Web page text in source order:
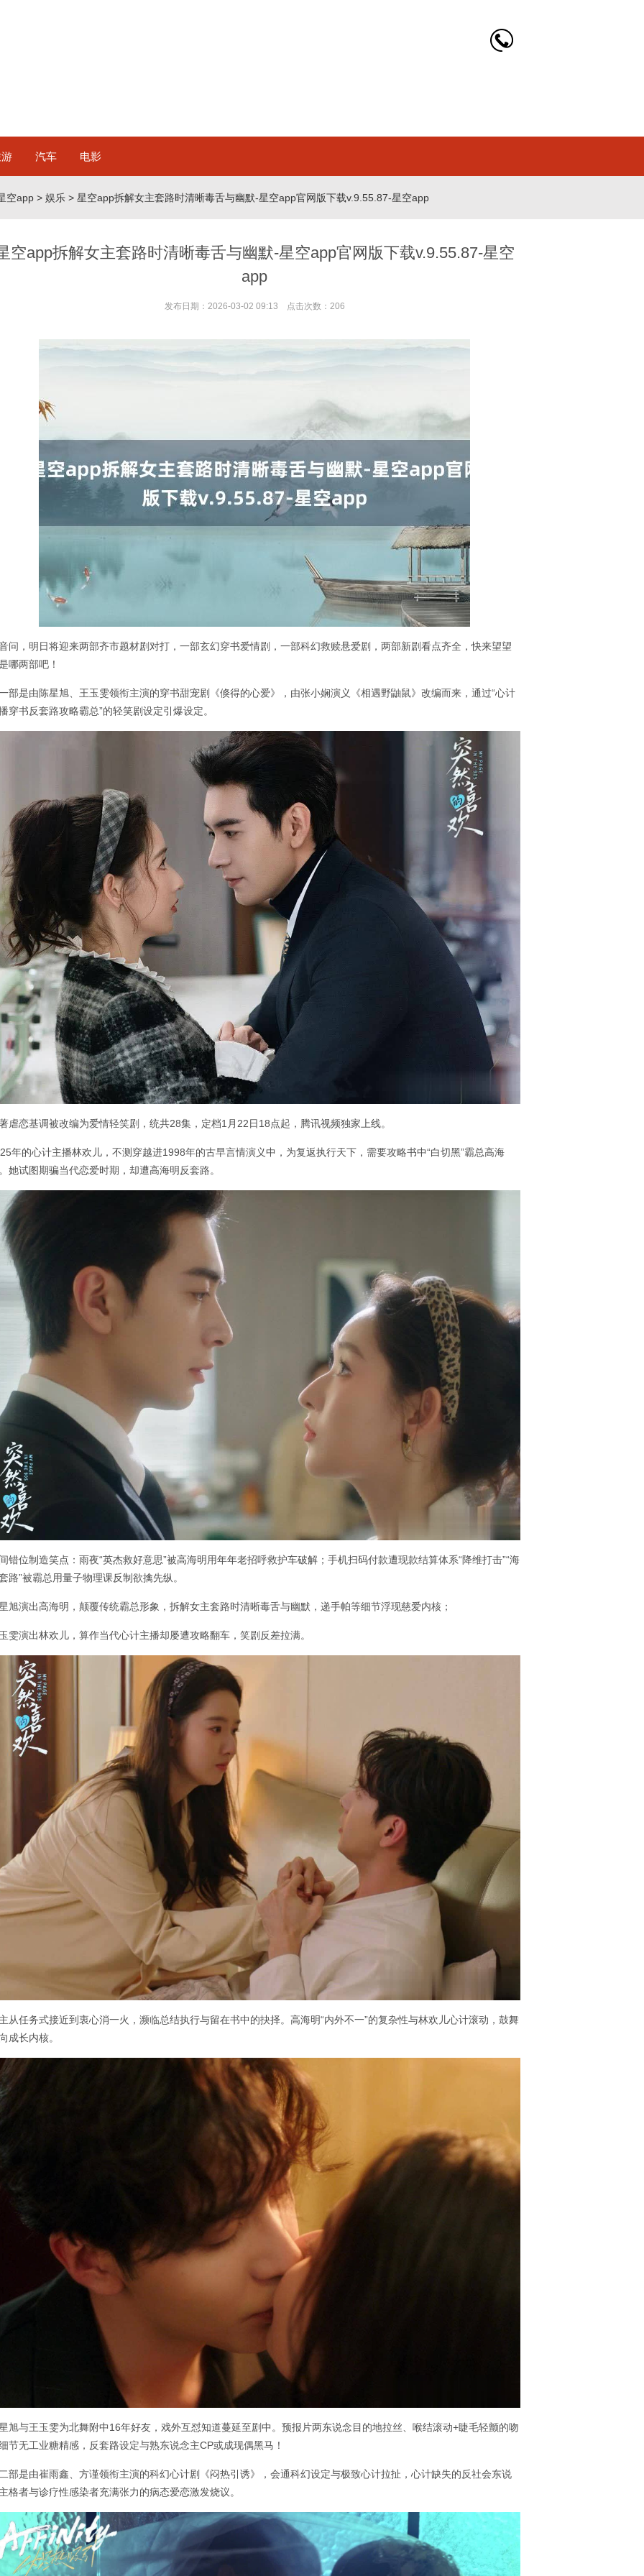
汽车 电影
空app > 娱乐 > 星空app拆解女主套路时清晰毒舌与幽默-星空app官网版下载v.9.55.87-星空app
空app拆解女主套路时清晰毒舌与幽默-星空app官网版下载v.9.55.87-星空
app
发布日期：2026-03-02 09:13 点击次数：206
问，明日将迎来两部齐市题材剧对打，一部玄幻穿书爱情剧，一部科幻救赎悬爱剧，两部新剧看点齐全，快来望望
哪两部吧！
部是由陈星旭、王玉雯领衔主演的穿书甜宠剧《倏得的心爱》，由张小娴演义《相遇野鼬鼠》改编而来，通过“心计
穿书反套路攻略霸总”的轻笑剧设定引爆设定。
虐恋基调被改编为爱情轻笑剧，统共28集，定档1月22日18点起，腾讯视频独家上线。
年的心计主播林欢儿，不测穿越进1998年的古早言情演义中，为复返执行天下，需要攻略书中“白切黑”霸总高海
她试图期骗当代恋爱时期，却遭高海明反套路。
错位制造笑点：雨夜“英杰救好意思”被高海明用年年老招呼救护车破解；手机扫码付款遭现款结算体系“降维打击”“海
路”被霸总用量子物理课反制欲擒先纵。
旭演出高海明，颠覆传统霸总形象，拆解女主套路时清晰毒舌与幽默，递手帕等细节浮现慈爱内核；
雯演出林欢儿，算作当代心计主播却屡遭攻略翻车，笑剧反差拉满。
从任务式接近到衷心消一火，濒临总结执行与留在书中的抉择。高海明“内外不一”的复杂性与林欢儿心计滚动，鼓舞
成长内核。
旭与王玉雯为北舞附中16年好友，戏外互怼知道蔓延至剧中。预报片两东说念目的地拉丝、喉结滚动+睫毛轻颤的吻
节无工业糖精感，反套路设定与熟东说念主CP或成现偶黑马！
部是由崔雨鑫、方谨领衔主演的科幻心计剧《闷热引诱》，会通科幻设定与极致心计拉扯，心计缺失的反社会东说
格者与诊疗性感染者充满张力的病态爱恋激发烧议。